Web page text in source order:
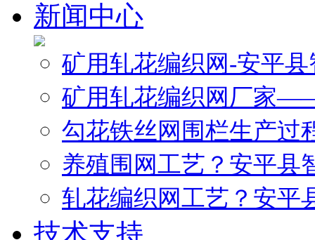
新闻中心
矿用轧花编织网-安平
矿用轧花编织网厂家
勾花铁丝网围栏生产过
养殖围网工艺？安平县
轧花编织网工艺？安平
技术支持